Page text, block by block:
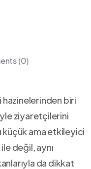
(0)
hazinelerinden biri
‌ziyaretçilerini
ama etkileyici
değil, aynı
da dikkat⁢